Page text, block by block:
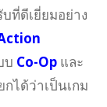
ที่ดีเยี่ยมอย่าง
บ Co-Op และ
ได้ว่าเป็นเกม